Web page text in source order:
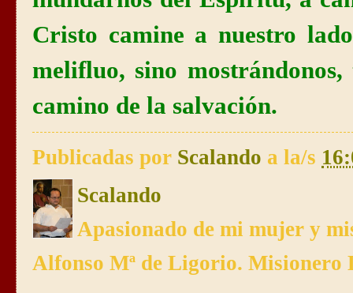
Cristo camine a nuestro
melifluo, sino
camino de la salvación.
Publicadas por Scalando a la/s
Scalando
Apasionado de mi mujer y
Alfonso Mª de Ligorio. Misionero